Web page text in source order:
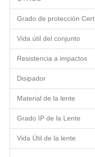
Grado de protección Cert
Vida útil del conjunto
Resistencia a impactos
Disipador
Material de la lente
Grado IP de la Lente
Vida Útil de la lente